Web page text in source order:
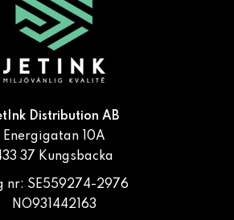
Distribution AB
Energigatan 10A
37 Kungsbacka
nr: SE559274-2976
NO931442163